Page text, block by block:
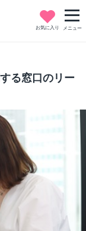
お気に入り メニュー
る窓口のリー